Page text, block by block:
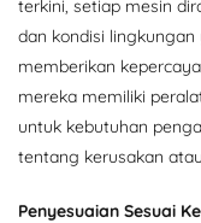
terkini, setiap mesin
dan kondisi
memberikan
mereka memiliki
untuk kebutuhan
tentang kerusakan
Penyesuaian Sesuai